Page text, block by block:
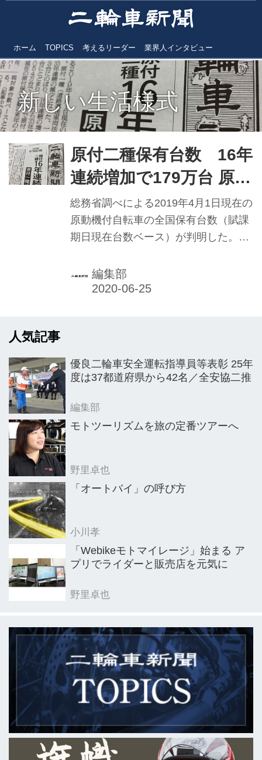
ホーム TOPICS 考えるリーダー 業界人インタビュー
新しい生活様式
原付二種保有台数 16年
連続増加で179万台 原付
一種は33年連続減少 対
前年4.7％減
総務省調べによる2019年4月1日現在の
原動機付自転車の全国保有台数（賦課
期日現在台数ベース）が判明した。原
量50cc以下）は前年比4・7％減の510
万3395台で33年連続の減少となった。
種・二種の合計は同3・0％減の689万
0528台にとどまり、87年から33年間
の二輪車全体の保有台数は約1054万台
で、この中で原付一種が占める割合は
編集部
人気記事
優良二輪車安全運転指導員等表彰 25年
度は37都道府県から42名／全安協二推
編集部
モトツーリズムを旅の定番ツアーへ
野里卓也
「オートバイ」の呼び方
小川孝
「Webikeモトマイレージ」始まる ア
プリでライダーと販売店を元気に
野里卓也